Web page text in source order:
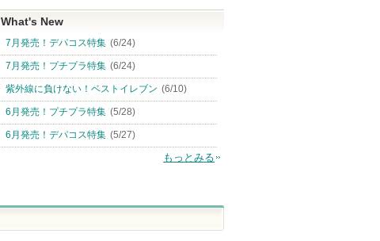
What's New
7月発売！デパコス特集 (6/24)
7月発売！プチプラ特集 (6/24)
紫外線に負けない！ベストイレブン (6/10)
6月発売！プチプラ特集 (5/28)
6月発売！デパコス特集 (5/27)
もっとみる